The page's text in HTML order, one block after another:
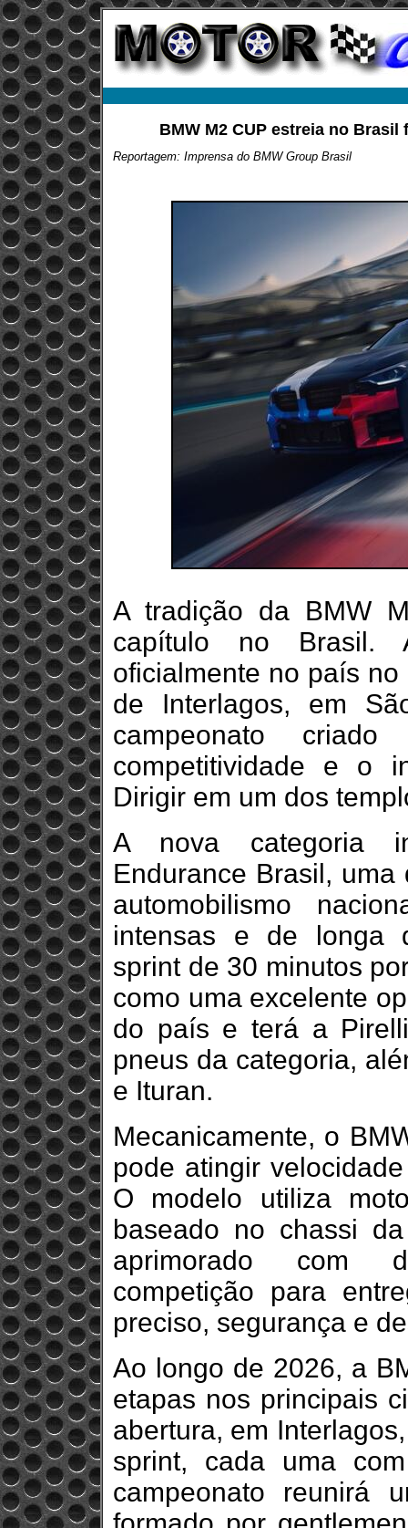
BMW M2 CUP estreia no Brasil
Reportagem: Imprensa do BMW Group Brasil
A tradição da BMW
capítulo no Brasil.
oficialmente no país
de Interlagos, em
campeonato
competitividade e o
Dirigir em um dos
A nova categoria
Endurance Brasil,
automobilismo
intensas e de longa
sprint de 30 minutos
como uma excelente
do país e terá a
pneus da categoria,
e Ituran.
Mecanicamente, o
pode atingir
O modelo utiliza
baseado no chassi
aprimorado com
competição para
preciso, segurança e
Ao longo de 2026, a
etapas nos principais
abertura, em
sprint, cada uma
campeonato reunirá